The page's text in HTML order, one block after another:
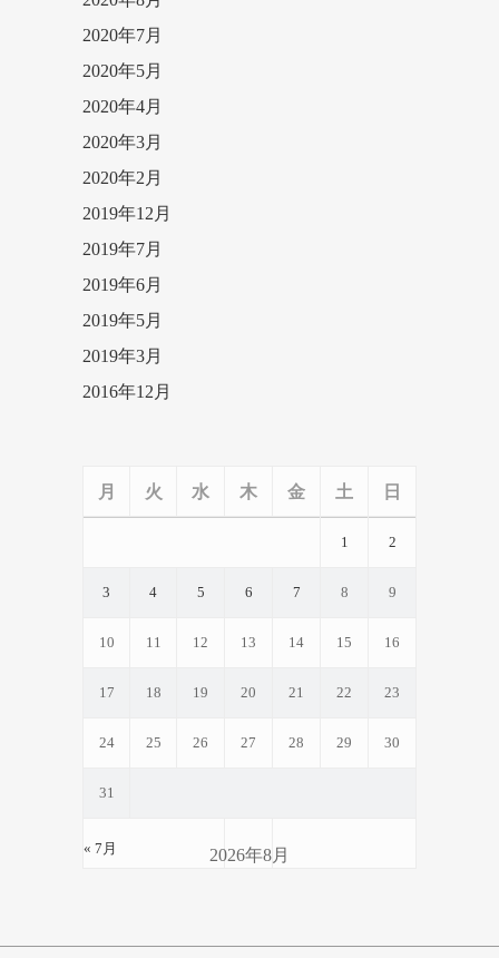
2020年7月
2020年5月
2020年4月
2020年3月
2020年2月
2019年12月
2019年7月
2019年6月
2019年5月
2019年3月
2016年12月
2026年8月
月 火 水 木 金 土 日
« 7月
1 2
3 4 5 6 7 8 9
10 11 12 13 14 15 16
17 18 19 20 21 22 23
24 25 26 27 28 29 30
31